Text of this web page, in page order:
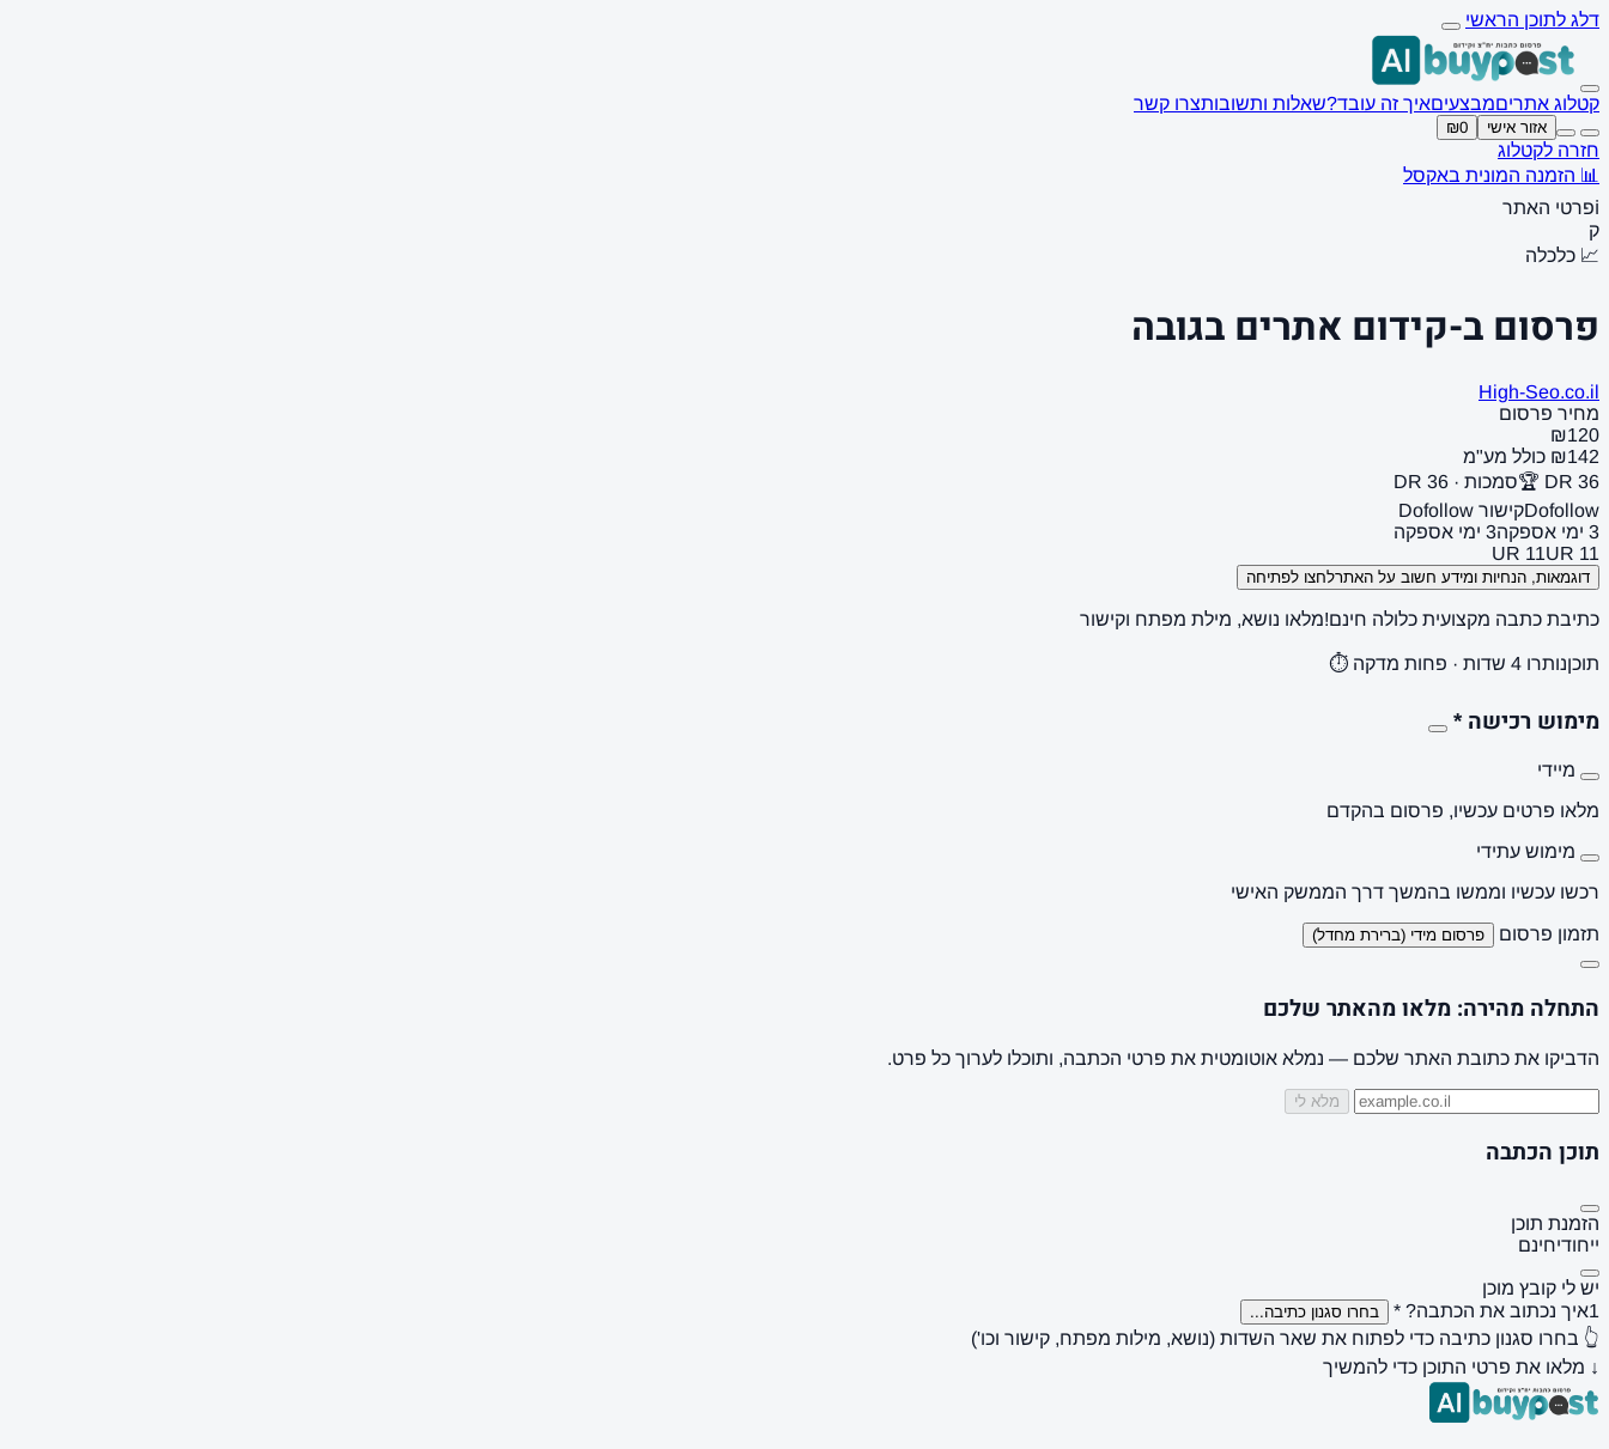
דלג לתוכן הראשי
קטלוג אתריםמבצעיםאיך זה עובד?שאלות ותשובותצרו קשר
אזור אישי ₪0
חזרה לקטלוג
📊 הזמנה המונית באקסל
ℹ️פרטי האתר
ק
📈 כלכלה
פרסום ב-קידום אתרים בגובה
High-Seo.co.il
מחיר פרסום
₪120
₪142 כולל מע"מ
DR 36 🏆
סמכות · DR 36
Dofollowקישור Dofollow
3 ימי אספקה
3 ימי אספקה
UR 11UR 11
דוגמאות, הנחיות ומידע חשוב על האתרלחצו לפתיחה
כתיבת כתבה מקצועית כלולה חינם!מלאו נושא, מילת מפתח וקישור
תוכןנותרו 4 שדות · פחות מדקה ⏱️
מימוש רכישה *
מיידי
מלאו פרטים עכשיו, פרסום בהקדם
מימוש עתידי
רכשו עכשיו וממשו בהמשך דרך הממשק האישי
תזמון פרסום פרסום מידי (ברירת מחדל)
התחלה מהירה: מלאו מהאתר שלכם
הדביקו את כתובת האתר שלכם — נמלא אוטומטית את פרטי הכתבה, ותוכלו לערוך כל פרט.
מלא לי
תוכן הכתבה
הזמנת תוכן
ייחודיחינם
יש לי קובץ מוכן
1איך נכתוב את הכתבה? * בחרו סגנון כתיבה...
👆 בחרו סגנון כתיבה כדי לפתוח את שאר השדות (נושא, מילות מפתח, קישור וכו')
↓ מלאו את פרטי התוכן כדי להמשיך